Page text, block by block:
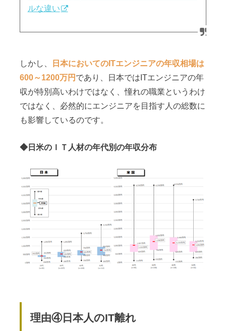
ルな違い
しかし、
日本においてのITエンジニアの年収相場は
600～1200万円 であり、日本ではITエンジニアの年
収が特別高いわけではなく、憧れの職業というわけ
ではなく、必然的にエンジニアを目指す人の総数に
も影響しているのです。
◆日米のＩＴ人材の年代別の年収分布
理由④日本人のIT離れ